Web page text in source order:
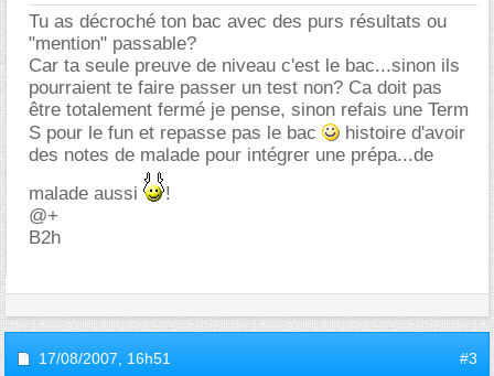
Tu as décroché ton bac avec des purs résultats ou
"mention" passable?
Car ta seule preuve de niveau c'est le bac...sinon ils
pourraient te faire passer un test non? Ca doit pas
être totalement fermé je pense, sinon refais une Term
S pour le fun et repasse pas le bac
histoire d'avoir
des notes de malade pour intégrer une prépa...de
malade aussi
!
@+
B2h
17/08/2007, 16h51 #3